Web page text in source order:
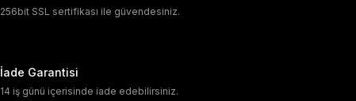
256bit SSL sertifikası ile güvendesiniz.
İade Garantisi
14 iş günü içerisinde iade edebilirsiniz.